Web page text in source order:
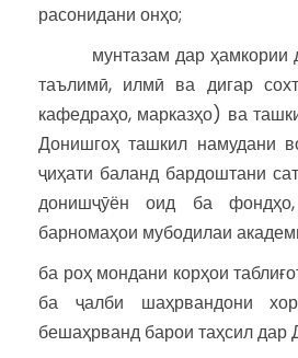
расонидани онҳо;
мунтазам дар ҳамкории
таълимӣ, илмӣ ва дигар
кафедраҳо, марказҳо) ва
Донишгоҳ ташкил намудани
ҷиҳати баланд бардоштани
донишҷӯён оид ба
барномаҳои мубодилаи
ба роҳ мондани корҳои
ба ҷалби шаҳрвандони
бешаҳрванд барои таҳсил дар